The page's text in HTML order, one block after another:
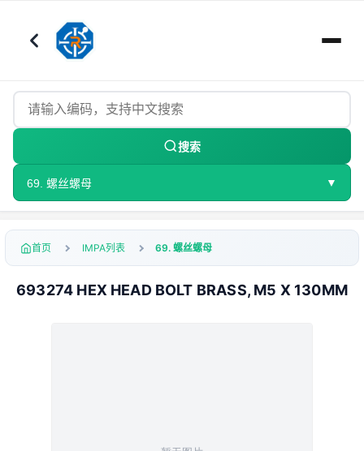
搜索
69. 螺丝螺母 ▼
首页 IMPA列表 69. 螺丝螺母
693274 HEX HEAD BOLT BRASS, M5 X 130MM